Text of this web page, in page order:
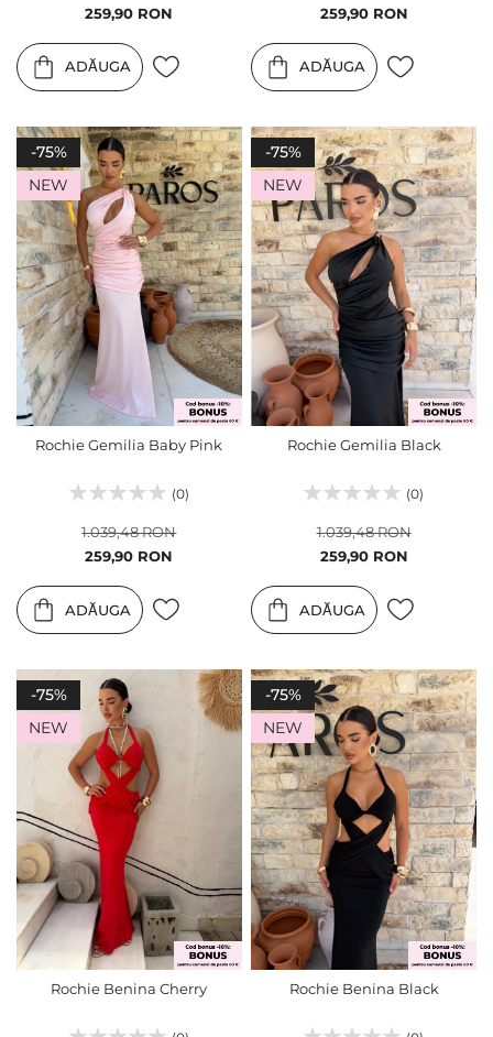
Pret
259,90 RON
ADĂUGA
Pret
259,90 RON
ADĂUGA
-75%
NEW
Rochie Gemilia Baby Pink
(0)
Pret
259,90 RON
1.039,48 RON
ADĂUGA
-75%
NEW
Rochie Gemilia Black
(0)
Pret
259,90 RON
1.039,48 RON
ADĂUGA
-75%
NEW
Rochie Benina Cherry
-75%
NEW
Rochie Benina Black